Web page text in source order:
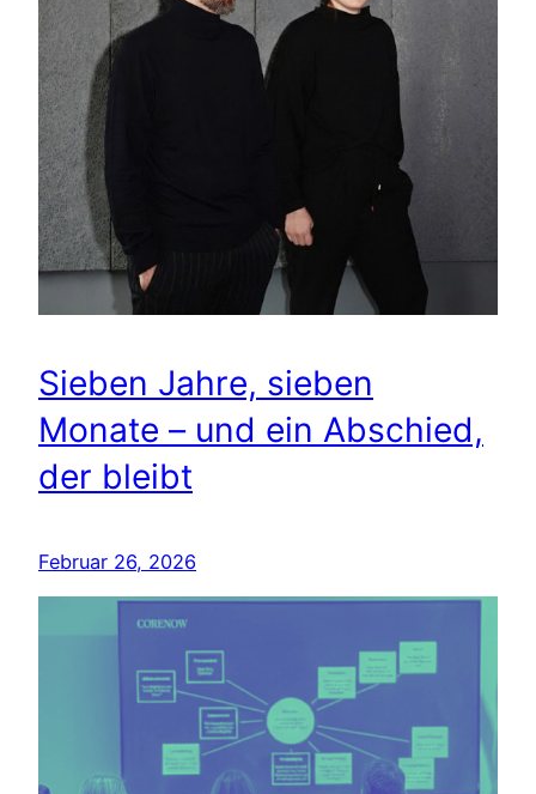
Sieben Jahre, sieben
Monate – und ein Abschied,
der bleibt
Februar 26, 2026